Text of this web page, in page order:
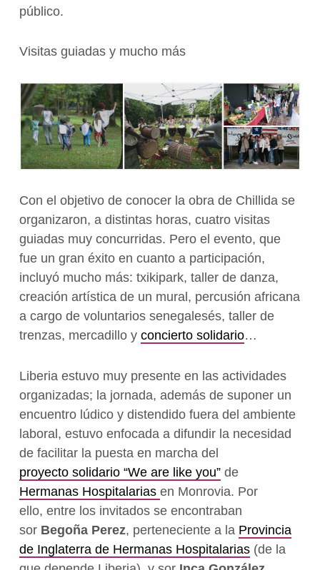
público.
Visitas guiadas y mucho más
Con el objetivo de conocer la obra de Chillida se
organizaron, a distintas horas, cuatro visitas
guiadas muy concurridas. Pero el evento, que
fue un gran éxito en cuanto a participación,
incluyó mucho más: txikipark, taller de danza,
creación artística de un mural, percusión africana
a cargo de voluntarios senegalesés, taller de
trenzas, mercadillo y concierto solidario…
Liberia estuvo muy presente en las actividades
organizadas; la jornada, además de suponer un
encuentro lúdico y distendido fuera del ambiente
laboral, estuvo enfocada a difundir la necesidad
de facilitar la puesta en marcha del
proyecto solidario “We are like you”de
Hermanas Hospitalarias en Monrovia. Por
ello, entre los invitados se encontraban
sor Begoña Perez, perteneciente a la Provincia
de Inglaterra de Hermanas Hospitalarias(de la